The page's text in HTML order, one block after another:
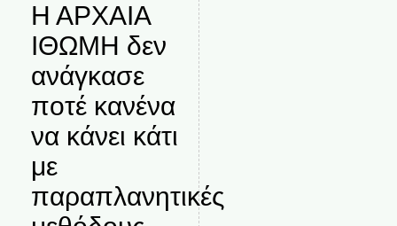
Η ΑΡΧΑΙΑ
ΙΘΩΜΗ δεν
ανάγκασε
ποτέ κανένα
να κάνει κάτι
με
παραπλανητικές